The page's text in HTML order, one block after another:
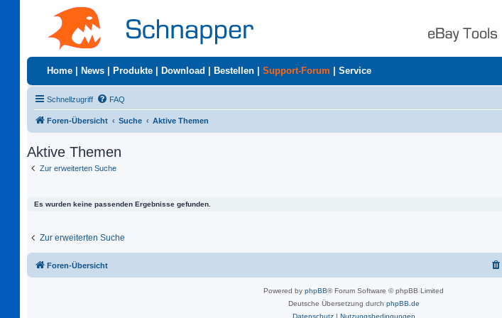
Home News Produkte Download Bestellen Support-Forum Service
Schnellzugriff FAQ
Foren-Übersicht Suche Aktive Themen
Aktive Themen
Zur erweiterten Suche
Es wurden keine passenden Ergebnisse gefunden.
Zur erweiterten Suche
Foren-Übersicht
Powered by phpBB® Forum Software © phpBB Limited
Deutsche Übersetzung durch phpBB.de
Datenschutz| Nutzungsbedingungen